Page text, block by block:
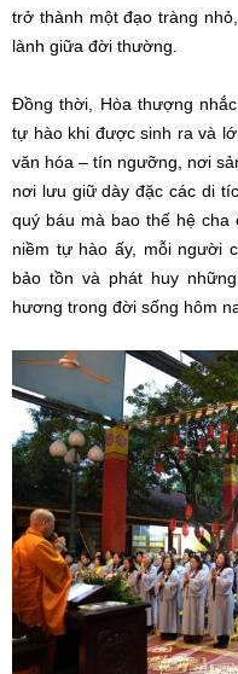
trở thành một đạo tràng
lành giữa đời thường.
Đồng thời, Hòa thượng
tự hào khi được sinh ra và
văn hóa – tín ngưỡng, nơi
nơi lưu giữ dày đặc các di
quý báu mà bao thế hệ
niềm tự hào ấy, mỗi người
bảo tồn và phát huy
hương trong đời sống hôm